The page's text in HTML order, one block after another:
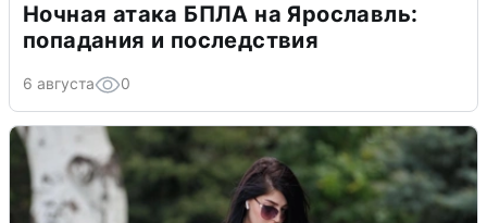
Ночная атака БПЛА на Ярославль:
попадания и последствия
6 августа 0